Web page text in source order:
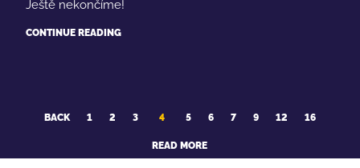
Ještě nekončíme!
CONTINUE READING
BACK 1 2 3 4 5 6 7 9 12 16
READ MORE